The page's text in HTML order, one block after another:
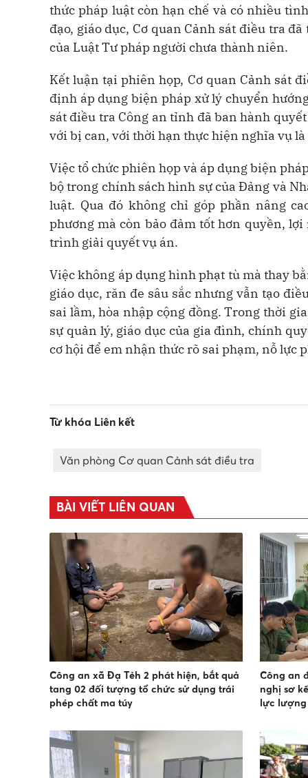
thức pháp luật còn hạn chế và có nhiều
đạo, giáo dục, Cơ quan Cảnh sát điều tra
của Luật Tư pháp người chưa thành niên.
Kết luận tại phiên họp, Cơ quan Cảnh sát
định áp dụng biện pháp xử lý chuyển
sát điều tra Công an tỉnh đã ban hành
với bị can, với thời hạn thực hiện nghĩa vụ
Việc tổ chức phiên họp và áp dụng biện
bộ trong chính sách hình sự của Đảng và
luật. Qua đó không chỉ góp phần nâng
phương mà còn bảo đảm tốt hơn quyền,
trình giải quyết vụ án.
Việc không áp dụng hình phạt tù mà thay
giáo dục, răn đe sâu sắc nhưng vẫn tạo
sai lầm, hòa nhập cộng đồng. Trong thời
sự quản lý, giáo dục của gia đình, chính
cơ hội để em nhận thức rõ sai phạm, nỗ lực
Từ khóa Liên kết
Văn phòng Cơ quan Cảnh sát điều tra
BÀI VIẾT LIÊN QUAN
Công an xã Đạ Tẻh 2 phát hiện, bắt quả
tang 02 đối tượng tổ chức sử dụng trái
phép chất ma túy
Công an
nghị sơ
lực